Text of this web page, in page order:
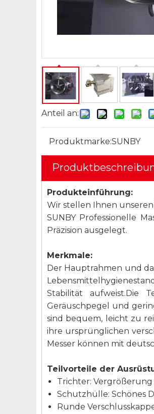
Anteil an:
Produktmarke:SUNBY
Produkteinführung:
Wir stellen Ihnen
SUNBY Professionelle
Präzision ausgelegt.
Merkmale:
Der Hauptrahmen und
Stabilität aufweist.Die
Geräuschpegel und
sind bequem, leicht zu
ihre ursprünglichen
Messer können mit
Teilvorteile der
Trichter:
Schutzhülle: Schönes
Runde